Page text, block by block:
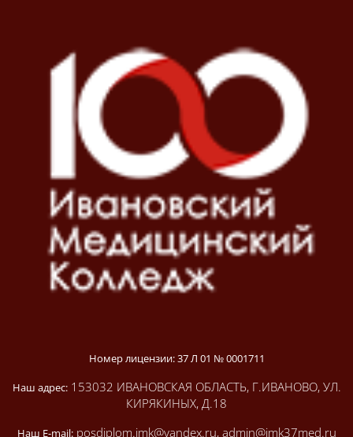
Номер лицензии: 37 Л 01 № 0001711
Наш адрес:153032 ИВАНОВСКАЯ ОБЛАСТЬ, Г.ИВАНОВО, УЛ.
КИРЯКИНЫХ, Д.18
Наш E-mail:posdiplom.imk@yandex.ru, admin@imk37med.ru